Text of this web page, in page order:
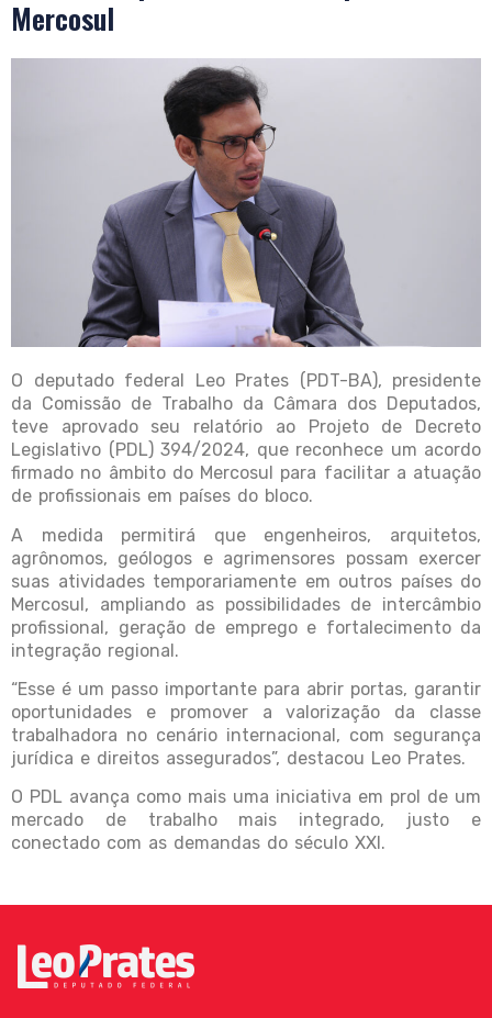
Mercosul
O deputado federal Leo Prates (PDT-BA), presidente
da Comissão de Trabalho da Câmara dos Deputados,
teve aprovado seu relatório ao Projeto de Decreto
Legislativo (PDL) 394/2024, que reconhece um acordo
firmado no âmbito do Mercosul para facilitar a atuação
de profissionais em países do bloco.
A medida permitirá que engenheiros, arquitetos,
agrônomos, geólogos e agrimensores possam exercer
suas atividades temporariamente em outros países do
Mercosul, ampliando as possibilidades de intercâmbio
profissional, geração de emprego e fortalecimento da
integração regional.
“Esse é um passo importante para abrir portas, garantir
oportunidades e promover a valorização da classe
trabalhadora no cenário internacional, com segurança
jurídica e direitos assegurados”, destacou Leo Prates.
O PDL avança como mais uma iniciativa em prol de um
mercado de trabalho mais integrado, justo e
conectado com as demandas do século XXI.